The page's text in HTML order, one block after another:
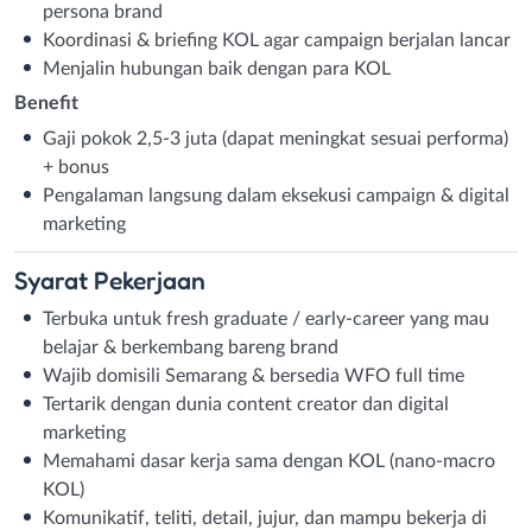
persona brand
Koordinasi & briefing KOL agar campaign berjalan lancar
Menjalin hubungan baik dengan para KOL
Benefit
Gaji pokok 2,5-3 juta (dapat meningkat sesuai performa)
+ bonus
Pengalaman langsung dalam eksekusi campaign & digital
marketing
Syarat Pekerjaan
Terbuka untuk fresh graduate / early-career yang mau
belajar & berkembang bareng brand
Wajib domisili Semarang & bersedia WFO full time
Tertarik dengan dunia content creator dan digital
marketing
Memahami dasar kerja sama dengan KOL (nano-macro
KOL)
Komunikatif, teliti, detail, jujur, dan mampu bekerja di